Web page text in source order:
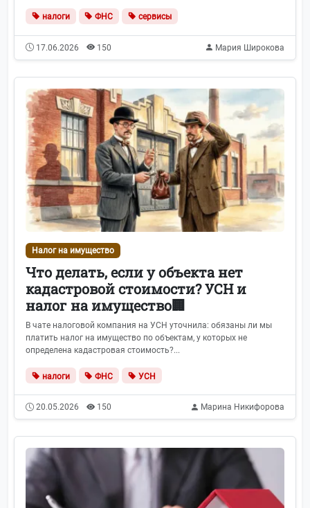
налоги ФНС сервисы
17.06.2026 150 Мария Широкова
Налог на имущество
Что делать, если у объекта нет
кадастровой стоимости? УСН и
налог на имущество🏢
В чате налоговой компания на УСН уточнила: обязаны ли мы
платить налог на имущество по объектам, у которых не
определена кадастровая стоимость?...
налоги ФНС УСН
20.05.2026 150 Марина Никифорова